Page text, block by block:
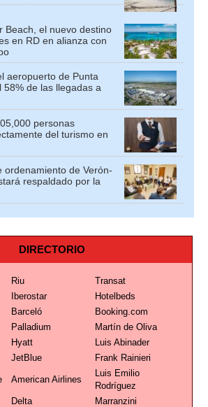
Beach, el nuevo destino
en RD en alianza con
aeropuerto de Punta
58% de las llegadas a
personas
del turismo en
ordenamiento de Verón-
respaldado por la
DIRECTORIO
Riu
Transat
Iberostar
Hotelbeds
Barceló
Booking.com
Palladium
Martín de Oliva
Hyatt
Luis Abinader
JetBlue Frank Rainieri
American Airlines
Luis Emilio
Rodríguez
Delta
Marranzini